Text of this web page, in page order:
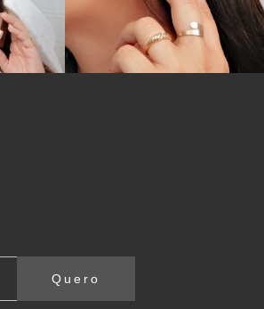
Quero